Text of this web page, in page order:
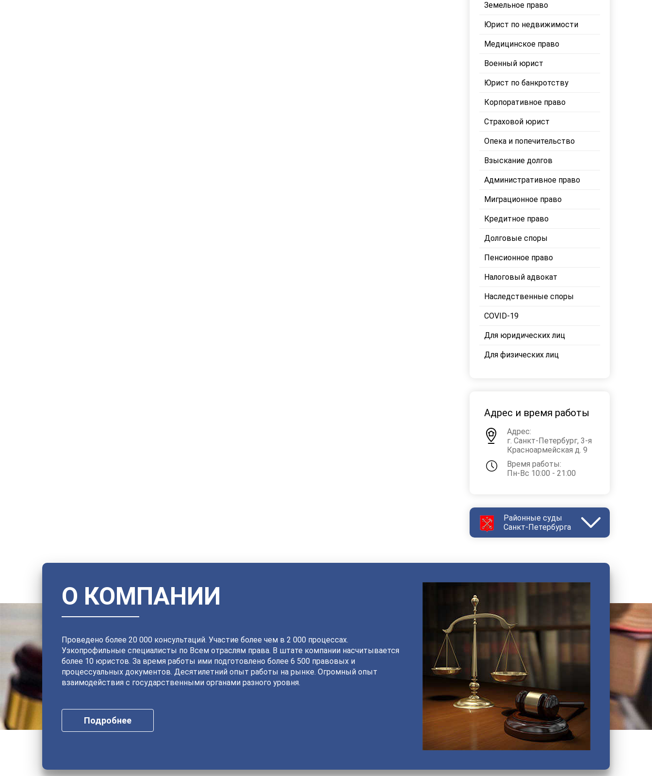
Земельное право
Юрист по недвижимости
Медицинское право
Военный юрист
Юрист по банкротству
Корпоративное право
Страховой юрист
Опека и попечительство
Взыскание долгов
Административное право
Миграционное право
Кредитное право
Долговые споры
Пенсионное право
Налоговый адвокат
Наследственные споры
COVID-19
Для юридических лиц
Для физических лиц
Адрес и время работы
Адрес:
г. Санкт-Петербург, 3-я
Красноармейская д. 9
Время работы:
Пн-Вс 10:00 - 21:00
Районные суды
Санкт-Петербурга
Калининский
Кировский
Колпинский
Красногвардейский
Ленинский
Октябрьский
Петроградский
Петродворцовый
Приморский
Пушкинский
Смольнинский
Фрунзенский
О КОМПАНИИ
Проведено более 20 000 консультаций. Участие более чем в 2 000 процессах.
Узкопрофильные специалисты по Всем отраслям права. В штате компании насчитывается
более 10 юристов. За время работы ими подготовлено более 6 500 правовых и
процессуальных документов. Десятилетний опыт работы на рынке. Огромный опыт
взаимодействия с государственными органами разного уровня.
Подробнее